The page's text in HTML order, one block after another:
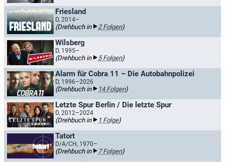
Friesland
D, 2014–
(Drehbuch in 2 Folgen)
Wilsberg
D, 1995–
(Drehbuch in 5 Folgen)
Alarm für Cobra 11 – Die Autobahnpolizei
D, 1996–2026
(Drehbuch in 14 Folgen)
Letzte Spur Berlin / Die letzte Spur
D, 2012–2024
(Drehbuch in 1 Folge)
Tatort
D/A/CH, 1970–
(Drehbuch in 7 Folgen)